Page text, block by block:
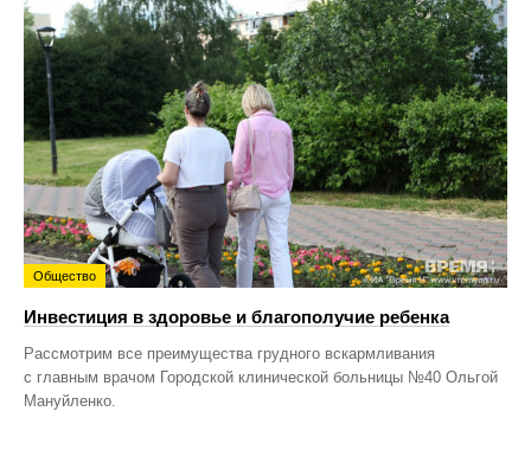
Общество
Инвестиция в здоровье и благополучие ребенка
Рассмотрим все преимущества грудного вскармливания
с главным врачом Городской клинической больницы №40 Ольгой
Мануйленко.